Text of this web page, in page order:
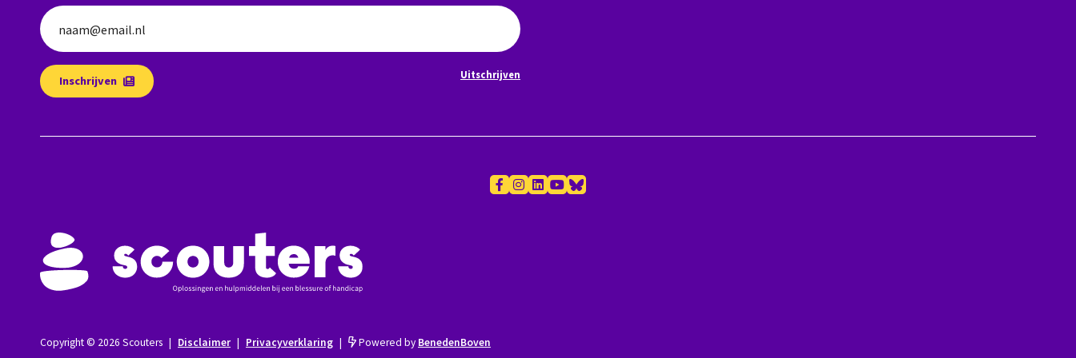
naam@email.nl
Inschrijven Uitschrijven
Copyright © 2026 Scouters | Disclaimer | Privacyverklaring | Powered by BenedenBoven